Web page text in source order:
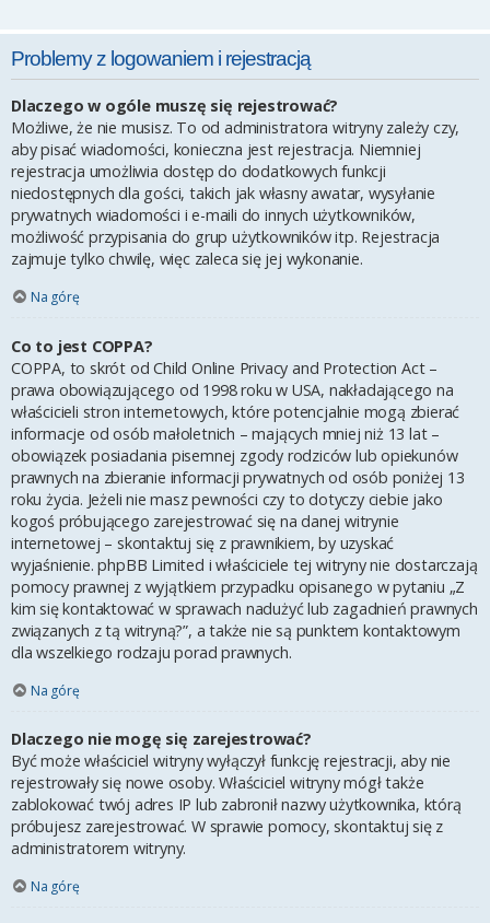
Problemy z logowaniem i rejestracją
Dlaczego w ogóle muszę się rejestrować?
Możliwe, że nie musisz. To od administratora witryny zależy czy,
aby pisać wiadomości, konieczna jest rejestracja. Niemniej
rejestracja umożliwia dostęp do dodatkowych funkcji
niedostępnych dla gości, takich jak własny awatar, wysyłanie
prywatnych wiadomości i e-maili do innych użytkowników,
możliwość przypisania do grup użytkowników itp. Rejestracja
zajmuje tylko chwilę, więc zaleca się jej wykonanie.
Na górę
Co to jest COPPA?
COPPA, to skrót od Child Online Privacy and Protection Act –
prawa obowiązującego od 1998 roku w USA, nakładającego na
właścicieli stron internetowych, które potencjalnie mogą zbierać
informacje od osób małoletnich – mających mniej niż 13 lat –
obowiązek posiadania pisemnej zgody rodziców lub opiekunów
prawnych na zbieranie informacji prywatnych od osób poniżej 13
roku życia. Jeżeli nie masz pewności czy to dotyczy ciebie jako
kogoś próbującego zarejestrować się na danej witrynie
internetowej – skontaktuj się z prawnikiem, by uzyskać
wyjaśnienie. phpBB Limited i właściciele tej witryny nie dostarczają
pomocy prawnej z wyjątkiem przypadku opisanego w pytaniu „Z
kim się kontaktować w sprawach nadużyć lub zagadnień prawnych
związanych z tą witryną?”, a także nie są punktem kontaktowym
dla wszelkiego rodzaju porad prawnych.
Na górę
Dlaczego nie mogę się zarejestrować?
Być może właściciel witryny wyłączył funkcję rejestracji, aby nie
rejestrowały się nowe osoby. Właściciel witryny mógł także
zablokować twój adres IP lub zabronił nazwy użytkownika, którą
próbujesz zarejestrować. W sprawie pomocy, skontaktuj się z
administratorem witryny.
Na górę